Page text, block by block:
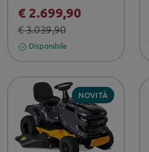
€ 2.699,90
€ 3.039,90
Disponibile
NOVITÀ